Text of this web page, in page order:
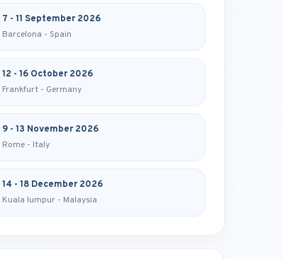
7 - 11 September 2026
Barcelona - Spain
12 - 16 October 2026
Frankfurt - Germany
9 - 13 November 2026
Rome - Italy
14 - 18 December 2026
Kuala lumpur - Malaysia